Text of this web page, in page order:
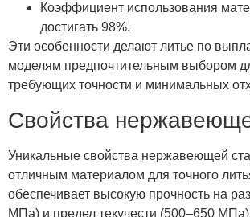
Коэффициент использования
достигать 98%.
Эти особенности делают литье по
моделям предпочтительным выбором
требующих точности и минимальных
Свойства
Уникальные свойства нержавеющей
отличным материалом для точного
обеспечивает высокую прочность на
МПа) и предел текучести (500–650